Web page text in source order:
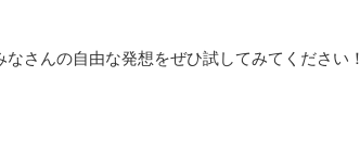
さんの自由な発想をぜひ試してみてください！